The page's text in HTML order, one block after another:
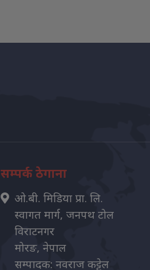
सम्पर्क ठेगाना
ओ.बी. मिडिया प्रा. लि.
स्वागत मार्ग, जनपथ टोल
विराटनगर
मोरङ, नेपाल
सम्पादक: नवराज कट्टेल